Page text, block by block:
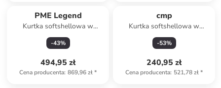
PME Legend
Kurtka softshellowa w
kolorze kremowym
-43%
494,95 zł
Cena producenta: 869,96 zł*
cmp
Kurtka softshellowa w
kolorze antracytowym
-53%
240,95 zł
Cena producenta: 521,78 zł*